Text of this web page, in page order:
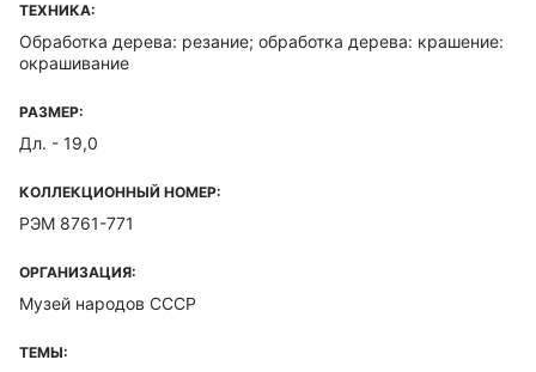
ТЕХНИКА:
Обработка дерева: резание; обработка дерева: крашение:
окрашивание
РАЗМЕР:
Дл. - 19,0
КОЛЛЕКЦИОННЫЙ НОМЕР:
РЭМ 8761-771
ОРГАНИЗАЦИЯ:
Музей народов СССР
ТЕМЫ: